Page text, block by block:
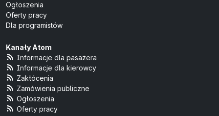
Ogłoszenia
Oferty pracy
Dla programistów
Kanały Atom
Informacje dla pasażera
Informacje dla kierowcy
Zakłócenia
Zamówienia publiczne
Ogłoszenia
Oferty pracy